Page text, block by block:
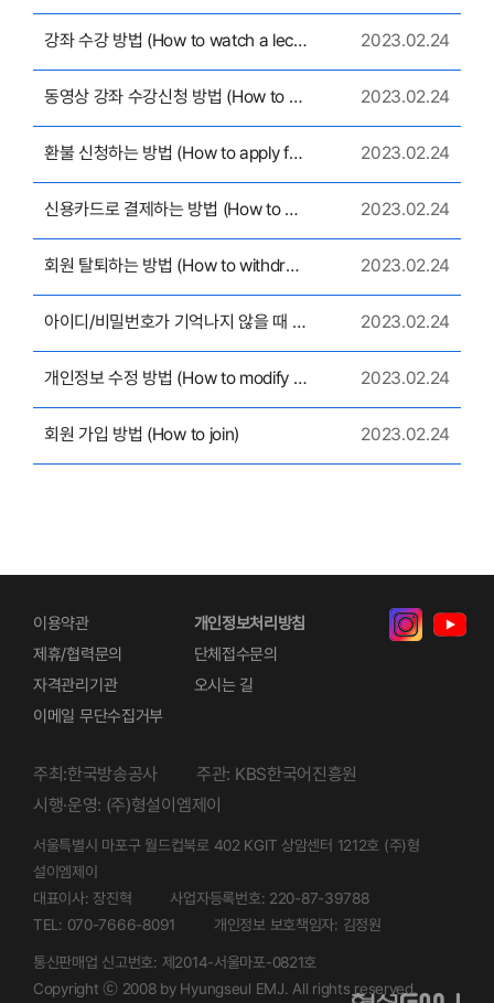
강좌 수강 방법 (How to watch a lecture) 2023.02.24
동영상 강좌 수강신청 방법 (How to register for an Online Course) 2023.02.24
환불 신청하는 방법 (How to apply for a refund) 2023.02.24
신용카드로 결제하는 방법 (How to pay by credit card) 2023.02.24
회원 탈퇴하는 방법 (How to withdraw from membership) 2023.02.24
아이디/비밀번호가 기억나지 않을 때 (When you forget your ID/password) 2023.02.24
개인정보 수정 방법 (How to modify personal information) 2023.02.24
회원 가입 방법 (How to join) 2023.02.24
이용약관
개인정보처리방침
제휴/협력문의
단체접수문의
자격관리기관
오시는 길
이메일 무단수집거부
주최:한국방송공사
주관: KBS한국어진흥원
시행·운영: (주)형설이엠제이
서울특별시 마포구 월드컵북로 402 KGIT 상암센터 1212호 (주)형
설이엠제이
대표이사: 장진혁
사업자등록번호: 220-87-39788
TEL: 070-7666-8091
개인정보 보호책임자: 김정원
통신판매업 신고번호: 제2014-서울마포-0821호
Copyright ⓒ 2008 by Hyungseul EMJ. All rights reserved.